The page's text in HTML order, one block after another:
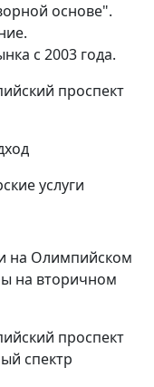
основе".
с 2003 года.
проспект
услуги
на Олимпийском
на вторичном
проспект
спектр